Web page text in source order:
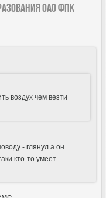
ОАО ФПК
воздух чем везти
- глянул а он
кто-то умеет